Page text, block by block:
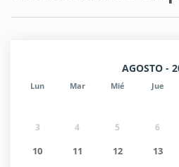
AGOSTO -
Lun Mar Mié Jue
3
4 5 6
10
11 12 13